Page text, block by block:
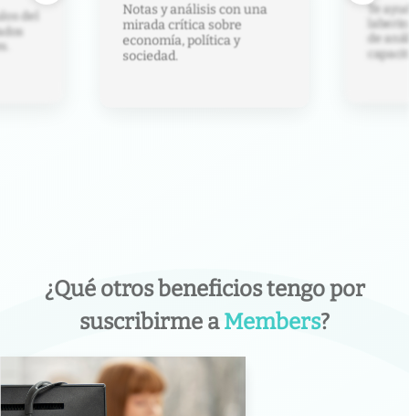
del
Notas y análisis con una
mirada crítica sobre
economía, política y
sociedad.
Te
de
¿Qué otros beneficios tengo por
suscribirme aMembers?